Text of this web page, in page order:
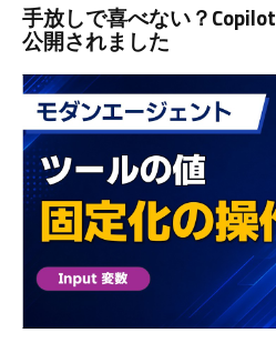
手放しで喜べない？
公開されました